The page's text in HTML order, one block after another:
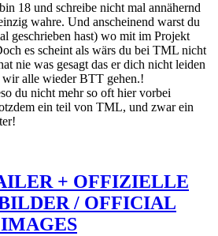
18 und schreibe nicht mal annähernd
wahre. Und anscheinend warst du
geschrieben hast) wo mit im Projekt
es scheint als wärs du bei TML nicht
nie was gesagt das er dich nicht leiden
alle wieder BTT gehen.!
du nicht mehr so oft hier vorbei
ein teil von TML, und zwar ein
+ OFFIZIELLE
/ OFFICIAL